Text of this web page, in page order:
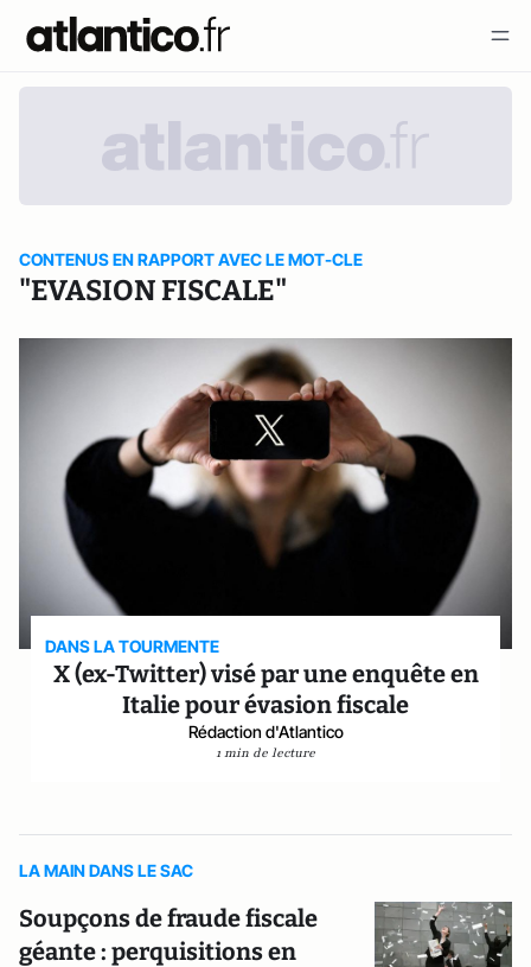
CONTENUS EN RAPPORT AVEC LE MOT-CLE
"EVASION FISCALE"
DANS LA TOURMENTE
X (ex-Twitter) visé par une enquête en
Italie pour évasion fiscale
Rédaction d'Atlantico
1 min de lecture
LA MAIN DANS LE SAC
Soupçons de fraude fiscale
géante : perquisitions en